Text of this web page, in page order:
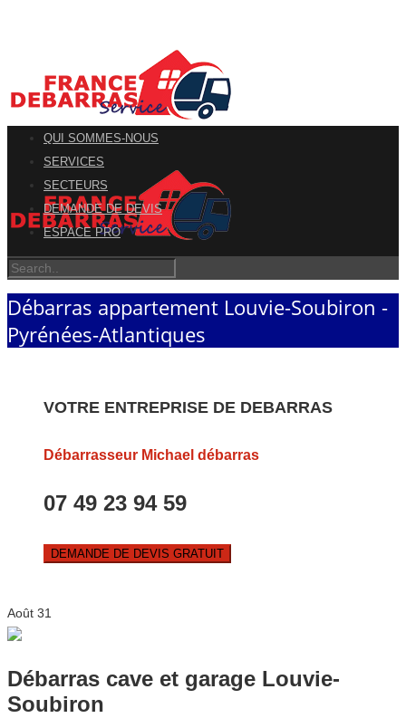
QUI SOMMES-NOUS
SERVICES
SECTEURS
DEMANDE DE DEVIS
ESPACE PRO
Débarras appartement Louvie-Soubiron -
Pyrénées-Atlantiques
VOTRE ENTREPRISE DE DEBARRAS
Débarrasseur Michael débarras
07 49 23 94 59
DEMANDE DE DEVIS GRATUIT
Août 31
Débarras cave et garage Louvie-
Soubiron